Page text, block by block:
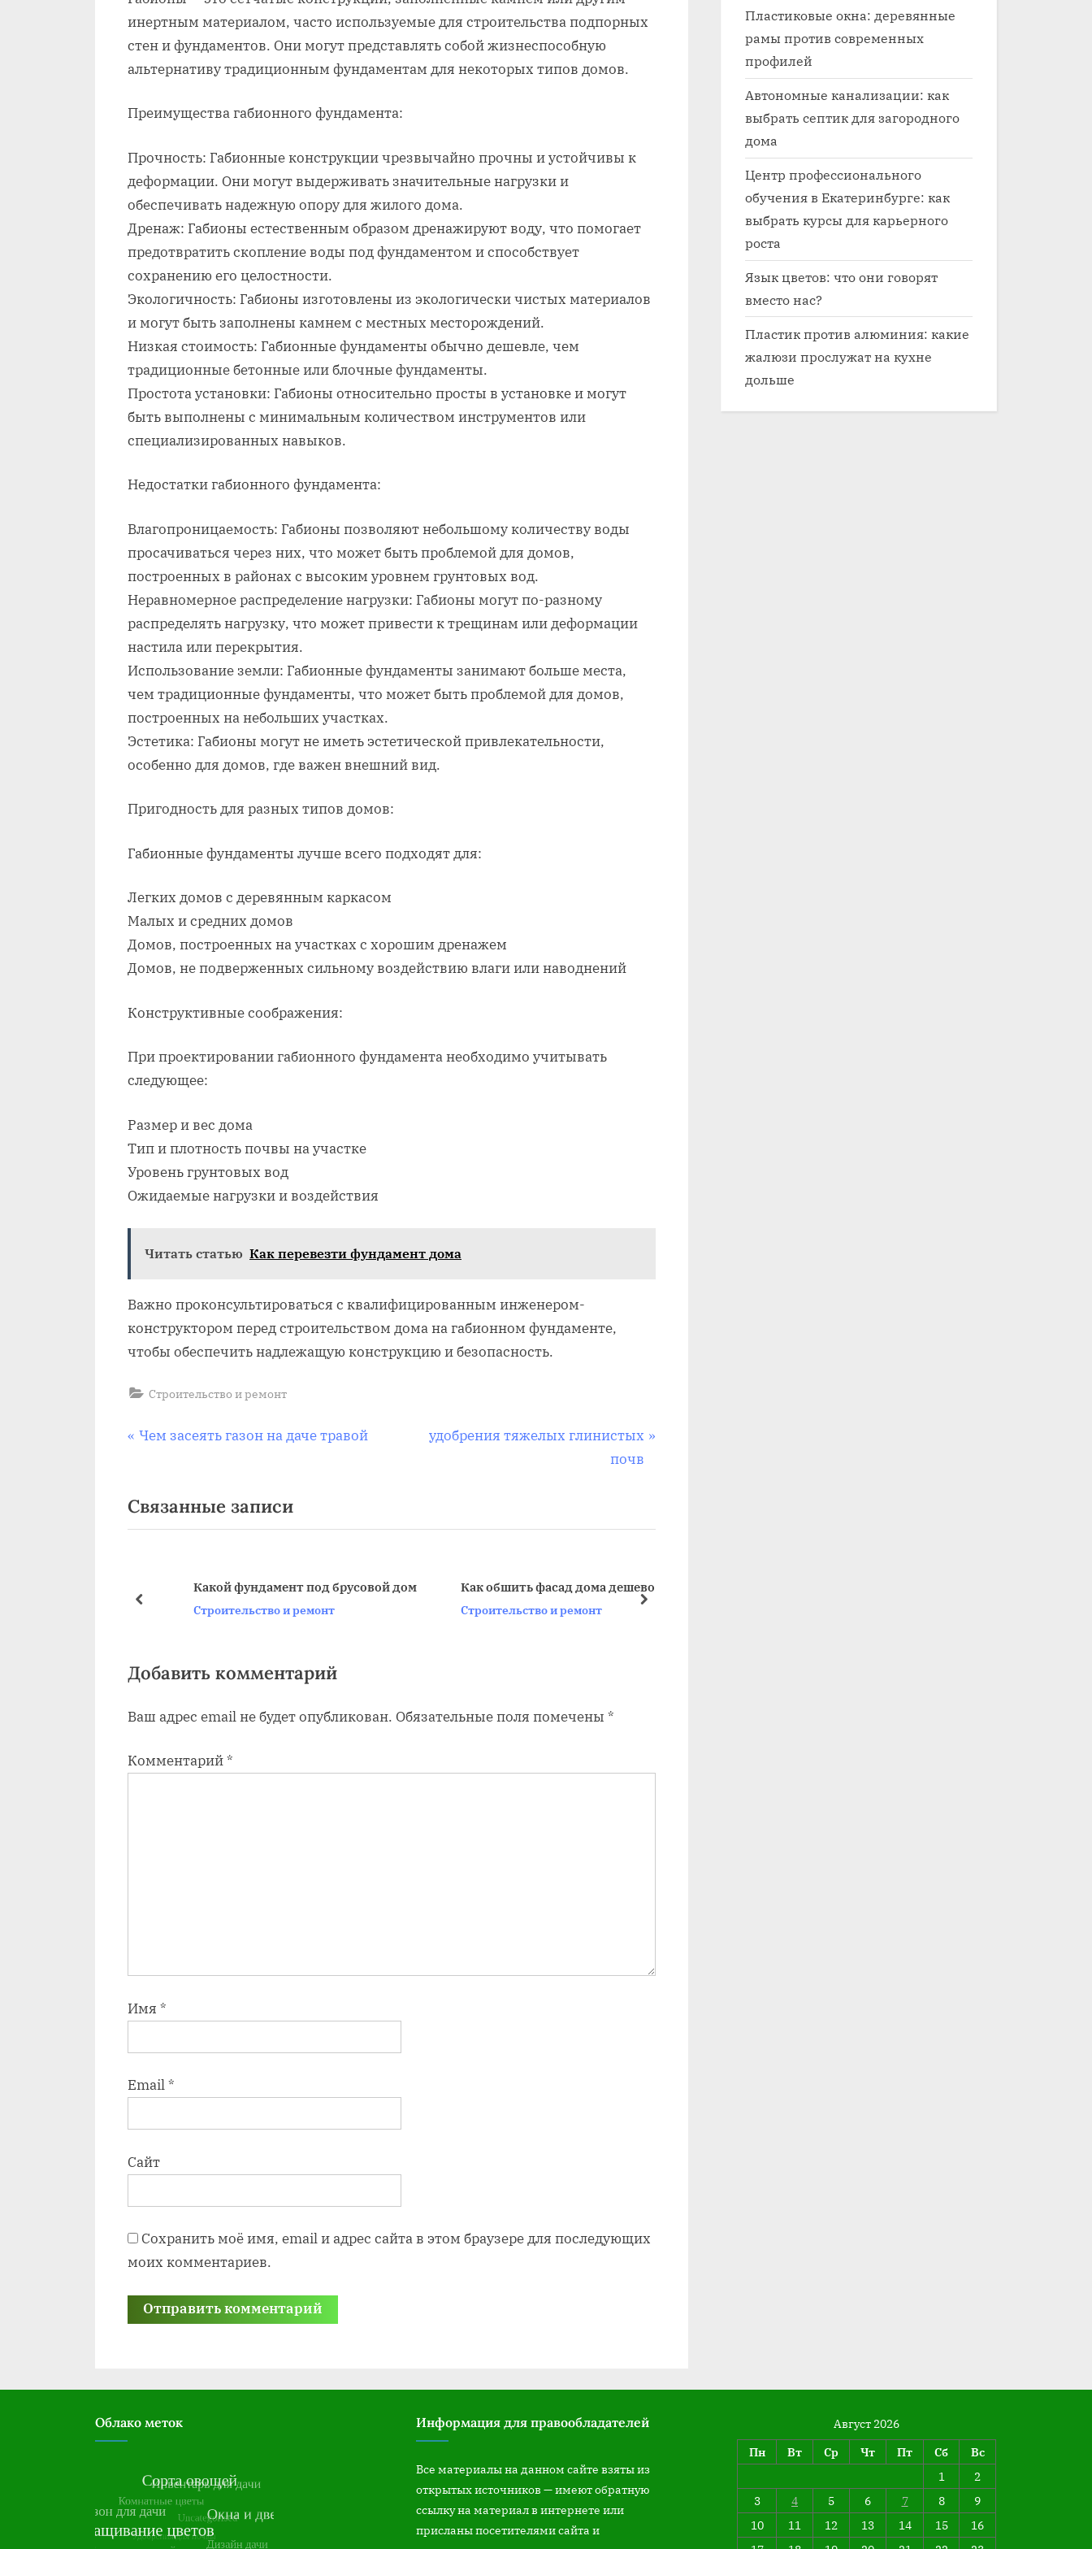
инертным материалом, часто используемые для строительства подпорных
стен и фундаментов. Они могут представлять собой жизнеспособную
альтернативу традиционным фундаментам для некоторых типов домов.
Преимущества габионного фундамента:
Прочность: Габионные конструкции чрезвычайно прочны и устойчивы к
деформации. Они могут выдерживать значительные нагрузки и
обеспечивать надежную опору для жилого дома.
Дренаж: Габионы естественным образом дренажируют воду, что помогает
предотвратить скопление воды под фундаментом и способствует
сохранению его целостности.
Экологичность: Габионы изготовлены из экологически чистых материалов
и могут быть заполнены камнем с местных месторождений.
Низкая стоимость: Габионные фундаменты обычно дешевле, чем
традиционные бетонные или блочные фундаменты.
Простота установки: Габионы относительно просты в установке и могут
быть выполнены с минимальным количеством инструментов или
специализированных навыков.
Недостатки габионного фундамента:
Влагопроницаемость: Габионы позволяют небольшому количеству воды
просачиваться через них, что может быть проблемой для домов,
построенных в районах с высоким уровнем грунтовых вод.
Неравномерное распределение нагрузки: Габионы могут по-разному
распределять нагрузку, что может привести к трещинам или деформации
настила или перекрытия.
Использование земли: Габионные фундаменты занимают больше места,
чем традиционные фундаменты, что может быть проблемой для домов,
построенных на небольших участках.
Эстетика: Габионы могут не иметь эстетической привлекательности,
особенно для домов, где важен внешний вид.
Пригодность для разных типов домов:
Габионные фундаменты лучше всего подходят для:
Легких домов с деревянным каркасом
Малых и средних домов
Домов, построенных на участках с хорошим дренажем
Домов, не подверженных сильному воздействию влаги или наводнений
Конструктивные соображения:
При проектировании габионного фундамента необходимо учитывать
следующее:
Размер и вес дома
Тип и плотность почвы на участке
Уровень грунтовых вод
Ожидаемые нагрузки и воздействия
Читать статью Как перевезти фундамент дома
Важно проконсультироваться с квалифицированным инженером-
конструктором перед строительством дома на габионном фундаменте,
чтобы обеспечить надлежащую конструкцию и безопасность.
Строительство и ремонт
Навигация
записям
П
д
ы
щ
з
п
с
Чем засеять газон на даче травой
С
у
и
удобрения тяжелых глинистых
почв
Связанные записи
Какой фундамент под брусовой дом
Строительство и ремонт
Как обшить фасад дома дешево
Строительство и ремонт
пред далее
Добавить комментарий
Ваш адрес email не будет опубликован. Обязательные поля помечены *
Комментарий*
Имя *
Email*
Сайт
Сохранить моё имя, email и адрес сайта в этом браузере для последующих
моих комментариев.
Пластиковые окна: деревянные
рамы против современных
профилей
Автономные канализации: как
выбрать септик для загородного
дома
Центр профессионального
обучения в Екатеринбурге: как
выбрать курсы для карьерного
роста
Язык цветов: что они говорят
вместо нас?
Пластик против алюминия: какие
жалюзи прослужат на кухне
дольше
Облако меток Информация для правообладателей
Все материалы на данном сайте взяты из
открытых источников — имеют обратную
ссылку на материал в интернете или
присланы посетителями сайта и
Август 2026
Пн
Вт Ср Чт Пт Сб
Вс
1
2
3
4 5 6 7 8
9
10
11 12 13 14 15
16